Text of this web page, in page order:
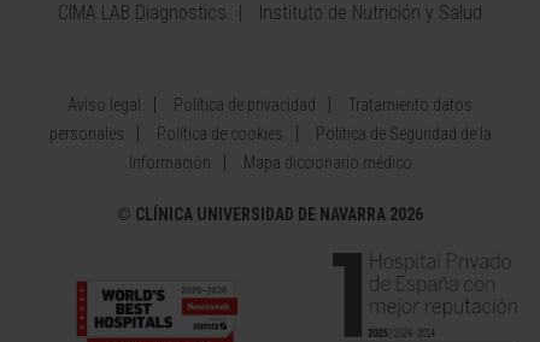
CIMA LAB Diagnostics
Instituto de Nutrición y Salud
Aviso legal Política de privacidad
Tratamiento datos
personales
Política de cookies
Política de Seguridad de la
Información
Mapa diccionario médico
© CLÍNICA UNIVERSIDAD DE NAVARRA 2026